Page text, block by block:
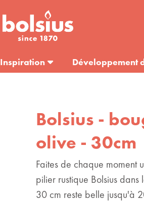
Inspiration Développement
Bolsius -
olive - 30cm
Faites de chaque moment
pilier rustique Bolsius
30 cm reste belle jusqu'à